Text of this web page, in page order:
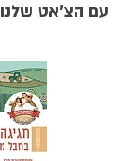
עם הצ'אט שלנו